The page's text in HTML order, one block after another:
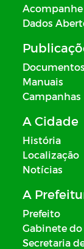
Dados
Documentos
Manuais
Campanhas
A Cidade
História
Localização
Notícias
A
Prefeito
Gabinete
Secretaria